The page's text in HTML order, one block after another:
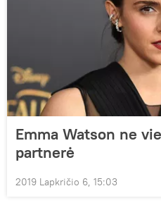
Emma Watson ne
partnerė
2019 Lapkričio 6, 15:03